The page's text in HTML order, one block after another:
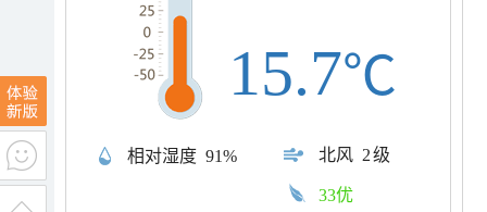
相对湿度 91% 北风 2级
15.7℃
33优